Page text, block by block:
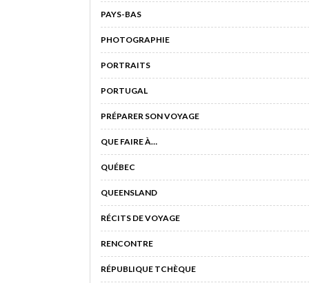
PAYS-BAS
PHOTOGRAPHIE
PORTRAITS
PORTUGAL
PRÉPARER SON VOYAGE
QUE FAIRE À…
QUÉBEC
QUEENSLAND
RÉCITS DE VOYAGE
RENCONTRE
RÉPUBLIQUE TCHÈQUE